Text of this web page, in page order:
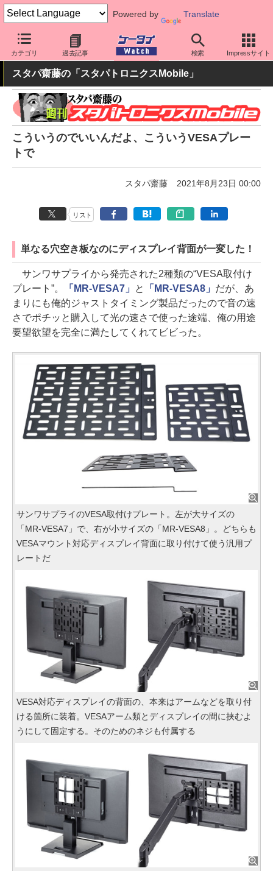
Powered by Translate
カテゴリ 過去記事 検索 Impressサイト
ケータイ Watch 周辺機器/アクセサリー その他
スタパ齋藤の「スタパトロニクスMobile」
こういうのでいいんだよ、こういうVESAプレー
トで
スタパ齋藤 2021年8月23日 00:00
リスト
単なる穴空き板なのにディスプレイ背面が一変した！
サンワサプライから発売された2種類の“VESA取付け
プレート”。
「MR-VESA7」 と 「MR-VESA8」 だが、あ
まりにも俺的ジャストタイミング製品だったので音の速
さでポチッと購入して光の速さで使った途端、俺の用途
要望欲望を完全に満たしてくれてビビった。
サンワサプライのVESA取付けプレート。左が大サイズの
「MR-VESA7」で、右が小サイズの「MR-VESA8」。どちらも
VESAマウント対応ディスプレイ背面に取り付けて使う汎用プ
レートだ
VESA対応ディスプレイの背面の、本来はアームなどを取り付
ける箇所に装着。VESAアーム類とディスプレイの間に挟むよ
うにして固定する。そのためのネジも付属する